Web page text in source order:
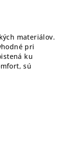
materiálov.
pri
ku
sú